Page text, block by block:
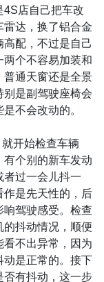
4S店自己把车改
雷达，换了铝合金
配，不过是自己
个不容易加装和
普通天窗还是全景
别是副驾驶座椅会
不会改动的。
开始检查车辆
有个别的新车发动
者过一会儿抖一
作是先天性的，后
驾驶感受。检查
的抖动情况，顺便
看不出异常，因为
动是正常的。接下
否有抖动，这一步